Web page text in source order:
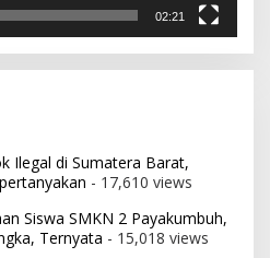
02:21
Ilegal di Sumatera Barat,
- 17,610 views
Siswa SMKN 2 Payakumbuh,
Ternyata - 15,018 views